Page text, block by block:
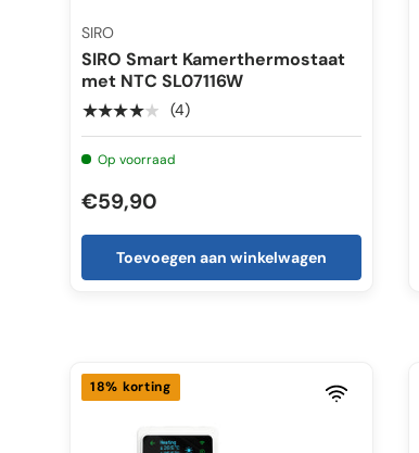
SIRO
SIRO Smart Kamerthermostaat
met NTC SL07116W
★★★★★ (4)
Op voorraad
€59,90
Toevoegen aan winkelwagen
18% korting